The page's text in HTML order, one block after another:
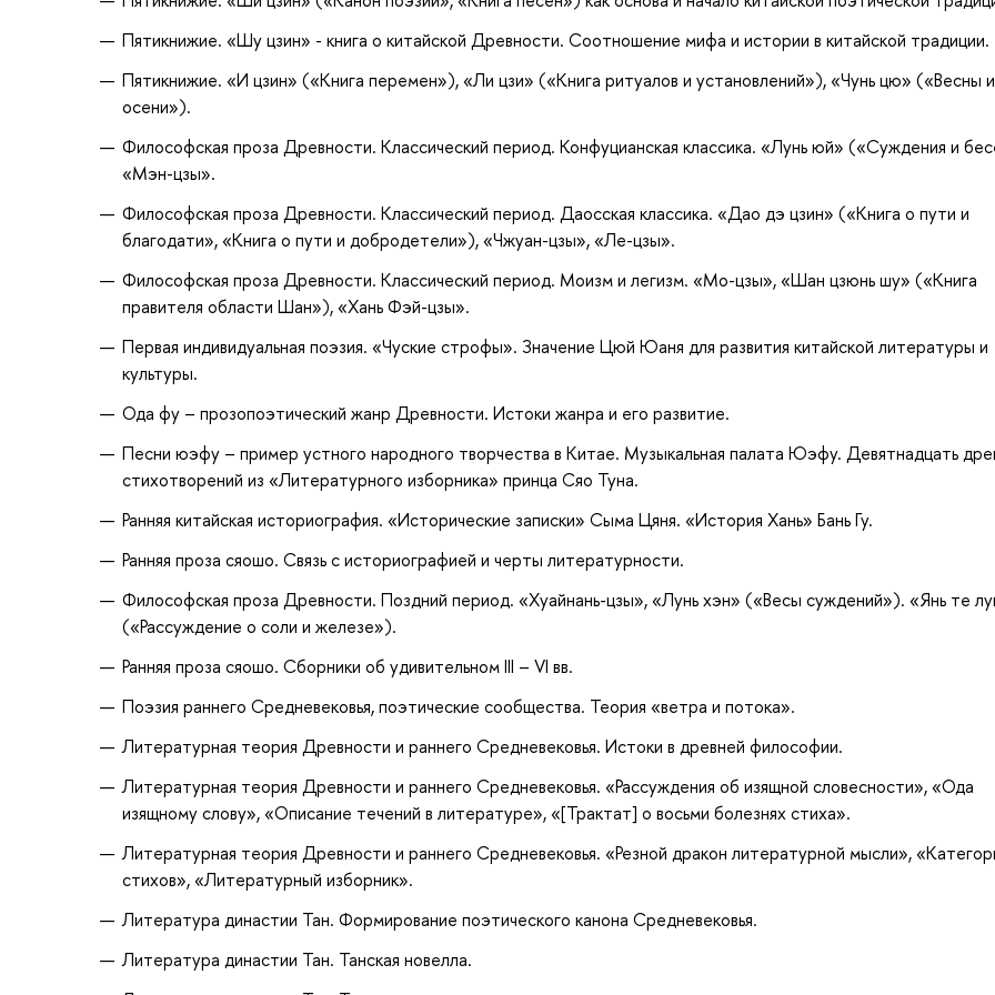
Пятикнижие. «Шу цзин» - книга о китайской Древности. Соотношение мифа и истории в китайской традиции.
Пятикнижие. «И цзин» («Книга перемен»), «Ли цзи» («Книга ритуалов и установлений»), «Чунь цю» («Весны и
осени»).
Философская проза Древности. Классический период. Конфуцианская классика. «Лунь юй» («Суждения и
«Мэн-цзы».
Философская проза Древности. Классический период. Даосская классика. «Дао дэ цзин» («Книга о пути и
благодати», «Книга о пути и добродетели»), «Чжуан-цзы», «Ле-цзы».
Философская проза Древности. Классический период. Моизм и легизм. «Мо-цзы», «Шан цзюнь шу» («Книга
правителя области Шан»), «Хань Фэй-цзы».
Первая индивидуальная поэзия. «Чуские строфы». Значение Цюй Юаня для развития китайской литературы и
культуры.
Ода фу – прозопоэтический жанр Древности. Истоки жанра и его развитие.
Песни юэфу – пример устного народного творчества в Китае. Музыкальная палата Юэфу. Девятнадцать
стихотворений из «Литературного изборника» принца Сяо Туна.
Ранняя китайская историография. «Исторические записки» Сыма Цяня. «История Хань» Бань Гу.
Ранняя проза сяошо. Связь с историографией и черты литературности.
Философская проза Древности. Поздний период. «Хуайнань-цзы», «Лунь хэн» («Весы суждений»). «Янь те
(«Рассуждение о соли и железе»).
Ранняя проза сяошо. Сборники об удивительном III – VI вв.
Поэзия раннего Средневековья, поэтические сообщества. Теория «ветра и потока».
Литературная теория Древности и раннего Средневековья. Истоки в древней философии.
Литературная теория Древности и раннего Средневековья. «Рассуждения об изящной словесности», «Ода
изящному слову», «Описание течений в литературе», «[Трактат] о восьми болезнях стиха».
Литературная теория Древности и раннего Средневековья. «Резной дракон литературной мысли»,
стихов», «Литературный изборник».
Литература династии Тан. Формирование поэтического канона Средневековья.
Литература династии Тан. Танская новелла.